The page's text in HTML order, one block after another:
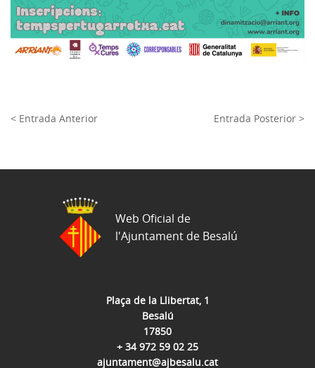
< Entrada Anterior Entrada Posterior >
Plaça de la Llibertat, 1
Besalú
17850
+ 34 972 59 02 25
ajuntament@ajbesalu.cat
Web Oficial de
l'Ajuntament de Besalú